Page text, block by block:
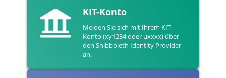
KIT-Konto
Melden Sie sich mit Ihrem KIT-
Konto (xy1234 oder uxxxx) über
den Shibboleth Identity Provider
an.